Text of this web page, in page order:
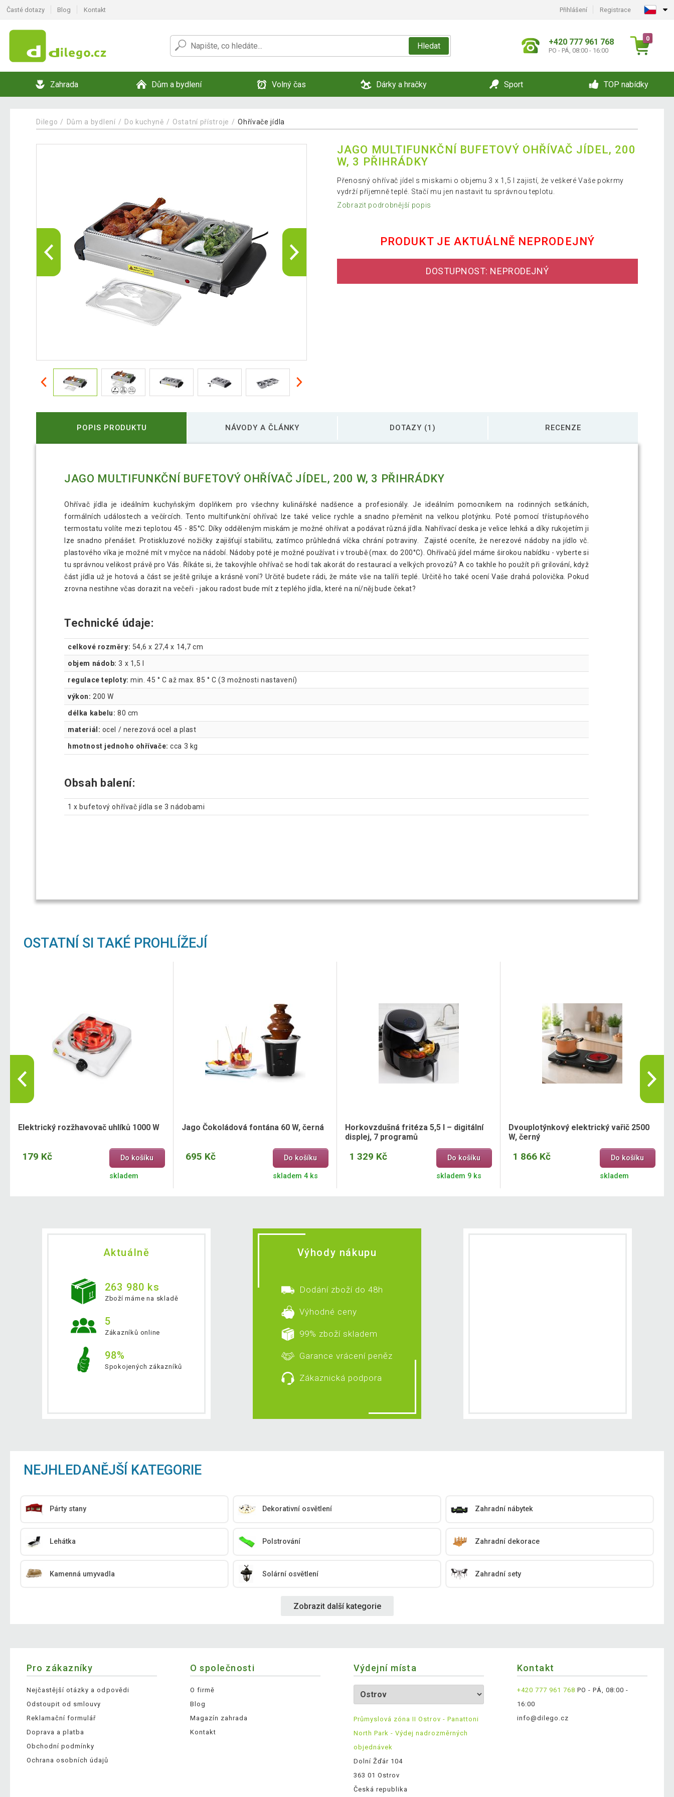
Časté dotazy Blog Kontakt Přihlášení Registrace
Hledat +420 777 961 768
PO - PÁ, 08:00 - 16:00
0
Zahrada Dům a bydlení Volný čas Dárky a hračky Sport TOP nabídky
Dilego Dům a bydlení Do kuchyně Ostatní přístroje Ohřívače jídla
JAGO MULTIFUNKČNÍ BUFETOVÝ OHŘÍVAČ JÍDEL, 200
W, 3 PŘIHRÁDKY
Přenosný ohřívač jídel s miskami o objemu 3 x 1,5 l zajistí, že veškeré Vaše pokrmy
vydrží příjemně teplé. Stačí mu jen nastavit tu správnou teplotu.
Zobrazit podrobnější popis
PRODUKT JE AKTUÁLNĚ NEPRODEJNÝ
DOSTUPNOST: NEPRODEJNÝ
POPIS PRODUKTU NÁVODY A ČLÁNKY DOTAZY (1) RECENZE
JAGO MULTIFUNKČNÍ BUFETOVÝ OHŘÍVAČ JÍDEL, 200 W, 3 PŘIHRÁDKY
Ohřívač jídla je ideálním kuchyňským doplňkem pro všechny kulinářské nadšence a profesionály. Je ideálním pomocníkem na rodinných setkáních,
formálních událostech a večírcích. Tento multifunkční ohřívač lze také velice rychle a snadno přeměnit na velkou plotýnku. Poté pomocí třístupňového
termostatu volíte mezi teplotou 45 - 85°C. Díky odděleným miskám je možné ohřívat a podávat různá jídla. Nahřívací deska je velice lehká a díky rukojetím ji
lze snadno přenášet. Protiskluzové nožičky zajišťují stabilitu, zatímco průhledná víčka chrání potraviny. Zajisté oceníte, že nerezové nádoby na jídlo vč.
plastového víka je možné mít v myčce na nádobí. Nádoby poté je možné používat i v troubě (max. do 200°C). Ohřívačů jídel máme širokou nabídku - vyberte si
tu správnou velikost právě pro Vás. Říkáte si, že takovýhle ohřívač se hodí tak akorát do restaurací a velkých provozů? A co takhle ho použít při grilování, když
část jídla už je hotová a část se ještě griluje a krásně voní? Určitě budete rádi, že máte vše na talíři teplé. Určitě ho také ocení Vaše drahá polovička. Pokud
zrovna nestihne včas dorazit na večeři - jakou radost bude mít z teplého jídla, které na ní/něj bude čekat?
Technické údaje:
celkové rozměry: 54,6 x 27,4 x 14,7 cm
objem nádob: 3 x 1,5 l
regulace teploty: min. 45 ° C až max. 85 ° C (3 možnosti nastavení)
výkon: 200 W
délka kabelu: 80 cm
materiál: ocel / nerezová ocel a plast
hmotnost jednoho ohřívače: cca 3 kg
Obsah balení:
1 x bufetový ohřívač jídla se 3 nádobami
OSTATNÍ SI TAKÉ PROHLÍŽEJÍ
Elektrický rozžhavovač uhlíků 1000 W
179 Kč Do košíku
skladem
Jago Čokoládová fontána 60 W, černá
695 Kč Do košíku
skladem 4 ks
Horkovzdušná fritéza 5,5 l – digitální
displej, 7 programů
1 329 Kč Do košíku
skladem 9 ks
Dvouplotýnkový elektrický vařič 2500
W, černý
1 866 Kč Do košíku
skladem
Aktuálně
263 980 ks
Zboží máme na skladě
5
Zákazníků online
98%
Spokojených zákazníků
Výhody nákupu
Dodání zboží do 48h
Výhodné ceny
99% zboží skladem
Garance vrácení peněz
Zákaznická podpora
NEJHLEDANĚJŠÍ KATEGORIE
Párty stany Dekorativní osvětlení Zahradní nábytek
Lehátka Polstrování Zahradní dekorace
Kamenná umyvadla Solární osvětlení Zahradní sety
Zobrazit další kategorie
Pro zákazníky
Nejčastější otázky a odpovědi
Odstoupit od smlouvy
Reklamační formulář
Doprava a platba
Obchodní podmínky
Ochrana osobních údajů
O společnosti
O firmě
Blog
Magazín zahrada
Kontakt
Výdejní místa
Průmyslová zóna II Ostrov - Panattoni
North Park - Výdej nadrozměrných
objednávek
Dolní Žďár 104
363 01 Ostrov
Česká republika
Kontakt
+420 777 961 768 PO - PÁ, 08:00 -
16:00
info@dilego.cz